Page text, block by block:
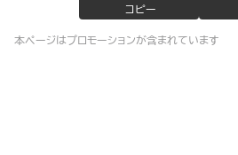
コピー
本ページはプロモーションが含まれています